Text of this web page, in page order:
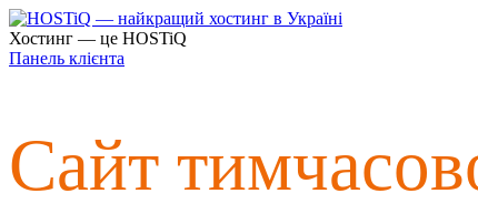
Хостинг — це HOSTiQ
Панель клієнта
Сайт